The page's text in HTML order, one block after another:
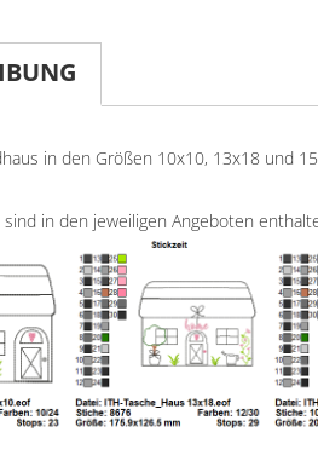
in den Größen 10x10, 13x18 und
sind in den jeweiligen Angeboten